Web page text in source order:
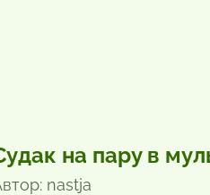
на пару в
nastja